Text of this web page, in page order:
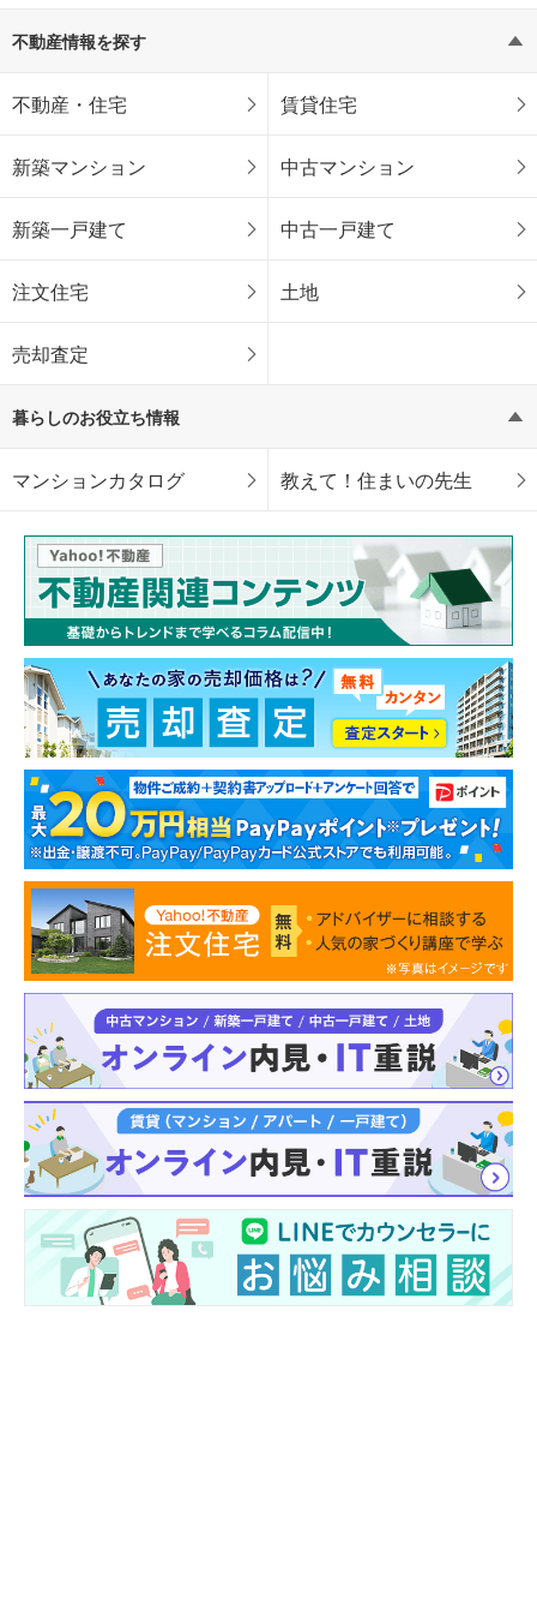
不動産情報を探す
不動産・住宅 賃貸住宅
新築マンション 中古マンション
新築一戸建て 中古一戸建て
注文住宅 土地
売却査定
暮らしのお役立ち情報
マンションカタログ 教えて！住まいの先生